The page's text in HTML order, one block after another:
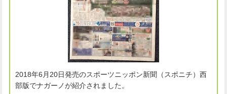
2018年6月20日発売のスポーツニッポン新聞（スポニチ）西
部版でナガーノが紹介されました。